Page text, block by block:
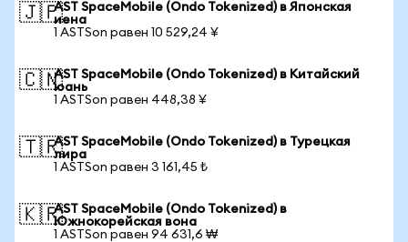
🇯🇵AST SpaceMobile (Ondo Tokenized) в Японская
иена
1 ASTSon равен 10 529,24 ¥
🇨🇳AST SpaceMobile (Ondo Tokenized) в Китайский
юань
1 ASTSon равен 448,38 ¥
🇹🇷AST SpaceMobile (Ondo Tokenized) в Турецкая
лира
1 ASTSon равен 3 161,45 ₺
🇰🇷AST SpaceMobile (Ondo Tokenized) в
Южнокорейская вона
1 ASTSon равен 94 631,6 ₩